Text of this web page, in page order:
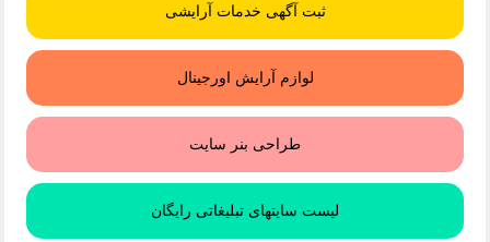
ثبت آگهی خدمات آرایشی
لوازم آرایش اورجینال
طراحی بنر سایت
لیست سایتهای تبلیغاتی رایگان